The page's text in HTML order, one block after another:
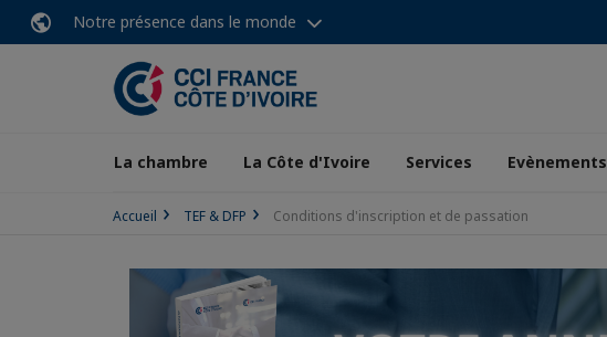
Notre présence dans le monde
La chambre La Côte d'Ivoire Services Evènements
Accueil TEF & DFP Conditions d'inscription et de passation